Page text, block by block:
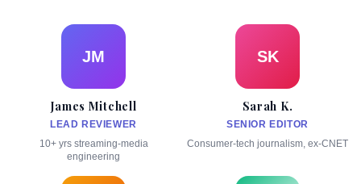
JM
James Mitchell
LEAD REVIEWER
10+ yrs streaming-media
engineering
SK
Sarah K.
SENIOR EDITOR
Consumer-tech journalism, ex-CNET